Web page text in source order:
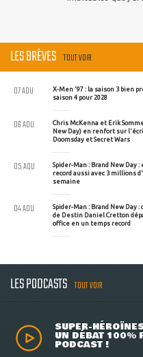
LES BRÈVES TOUT VOIR
X-Men '97 : la saison 3 bien
saison 4 pour 2028
07 AOU
Chris McKenna et Erik
New Day) en renfort sur
Doomsday et Secret Wars
06 AOU
Spider-Man : Brand New Day
record aussi avec 3 millions
semaine
05 AOU
Spider-Man : Brand New Day
de Destin Daniel Cretton
office en un temps record
04 AOU
LES PODCASTS TOUT VOIR
SUPER-
UN DÉBAT 100%
PODCAST !